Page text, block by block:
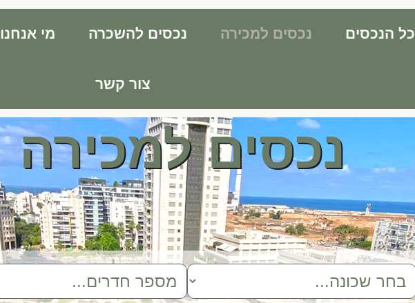
כל הנכסים נכסים למכירה נכסים להשכרה מי אנחנו
צור קשר
נכסים למכירה